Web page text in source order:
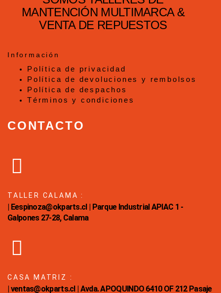
MANTENCIÓN MULTIMARCA &
VENTA DE REPUESTOS
Información
Política de privacidad
Política de devoluciones y rembolsos
Política de despachos
Términos y condiciones
CONTACTO
TALLER CALAMA :
| Eespinoza@okparts.cl | Parque Industrial APIAC 1 -
Galpones 27-28, Calama
CASA MATRIZ :
| ventas@okparts.cl | Avda. APOQUINDO 6410 OF 212 Pasaje